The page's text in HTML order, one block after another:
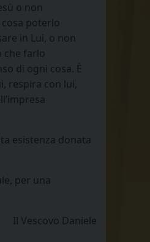
o non
poterlo
in Lui, o non
che farlo
di ogni cosa. È
respira con lui,
esistenza donata
per una
Il Vescovo Daniele